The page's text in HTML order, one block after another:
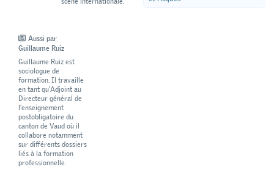
Aussi par
Guillaume Ruiz
Guillaume Ruiz est
sociologue de
formation. Il travaille
en tant qu’Adjoint au
Directeur général de
l’enseignement
postobligatoire du
canton de Vaud où il
collabore notamment
sur différents dossiers
liés à la formation
professionnelle.